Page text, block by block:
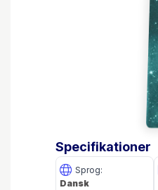
Specifikationer
Sprog:
Dansk